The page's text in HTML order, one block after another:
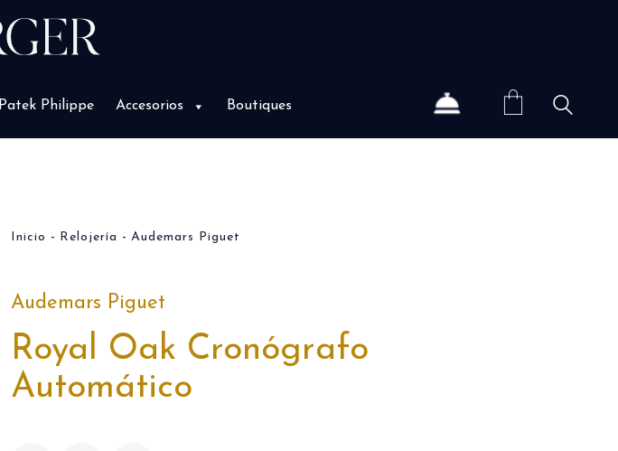
Patek Philippe Accesorios Boutiques
Inicio Relojería Audemars Piguet
Audemars Piguet
Royal Oak Cronógrafo
Automático